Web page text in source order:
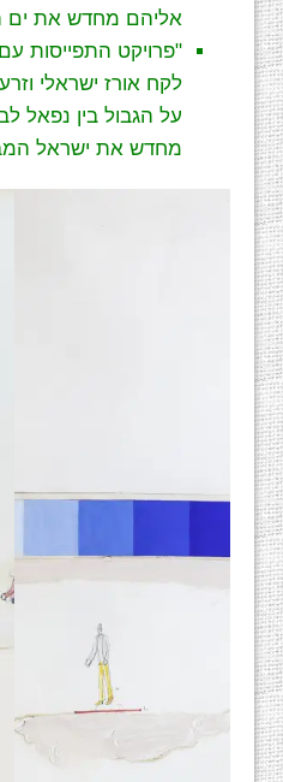
אליהם מחדש את ים
לקח אורז ישראלי
על הגבול בין נפאל
מחדש את ישראל